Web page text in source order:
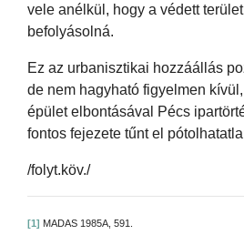
vele anélkül, hogy a védett
befolyásolná.
Ez az urbanisztikai hozzáállás
de nem hagyható figyelmen
épület elbontásával Pécs
fontos fejezete tűnt el
/folyt.köv./
[1] MADAS 1985A, 591.